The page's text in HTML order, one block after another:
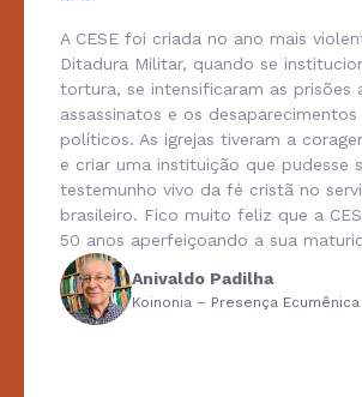
A CESE foi criada no ano mais
Ditadura Militar, quando se
tortura, se intensificaram as prisões
assassinatos e os
políticos. As igrejas tiveram a
e criar uma instituição que pudesse
testemunho vivo da fé cristã no
brasileiro. Fico muito feliz que a
50 anos aperfeiçoando a sua
Anivaldo Padilha
Koinonia – Presença